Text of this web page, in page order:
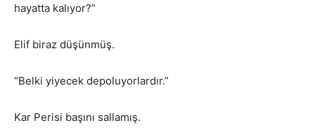
hayatta kalıyor?”
Elif biraz düşünmüş.
“Belki yiyecek depoluyorlardır.”
Kar Perisi başını sallamış.